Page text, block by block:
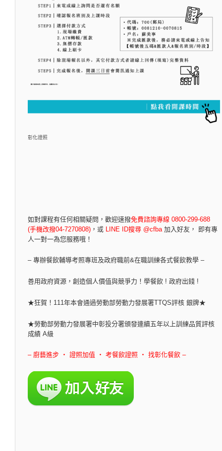
彰化證照
如對課程有任何相關疑問， 歡迎速撥免費諮詢專線 0800-299-688
(手機改撥04-7270808) ， 或 LINE ID搜尋 @cfba 加入好友， 即有專
人一對一為您服務哦！
– 專辦餐飲輔導考照專班及政府職前&在職訓練各式餐飲教學 –
善用政府資源，創造個人價值與競爭力！學餐飲 ! 政府出錢 !
★狂賀！111年本會通過勞動部勞動力發展署TTQS評核 銀牌★
★勞動部勞動力發展署中彰投分署頒發連續五年以上訓練品質評核
成績 A級
– 廚藝進步 ‧ 證照加值 ‧ 考餐飲證照 ‧ 找彰化餐飲 –